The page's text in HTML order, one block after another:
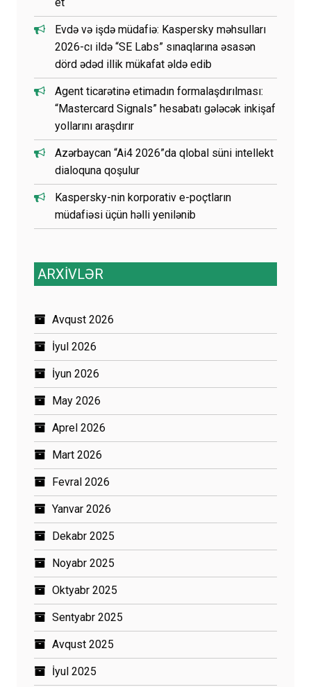
Evdə və işdə müdafiə: Kaspersky məhsulları
2026-cı ildə “SE Labs” sınaqlarına əsasən
dörd ədəd illik mükafat əldə edib
Agent ticarətinə etimadın formalaşdırılması:
“Mastercard Signals” hesabatı gələcək inkişaf
yollarını araşdırır
Azərbaycan “Ai4 2026”da qlobal süni intellekt
dialoquna qoşulur
Kaspersky-nin korporativ e-poçtların
müdafiəsi üçün həlli yenilənib
ARXİVLƏR
Avqust 2026
İyul 2026
İyun 2026
May 2026
Aprel 2026
Mart 2026
Fevral 2026
Yanvar 2026
Dekabr 2025
Noyabr 2025
Oktyabr 2025
Sentyabr 2025
Avqust 2025
İyul 2025